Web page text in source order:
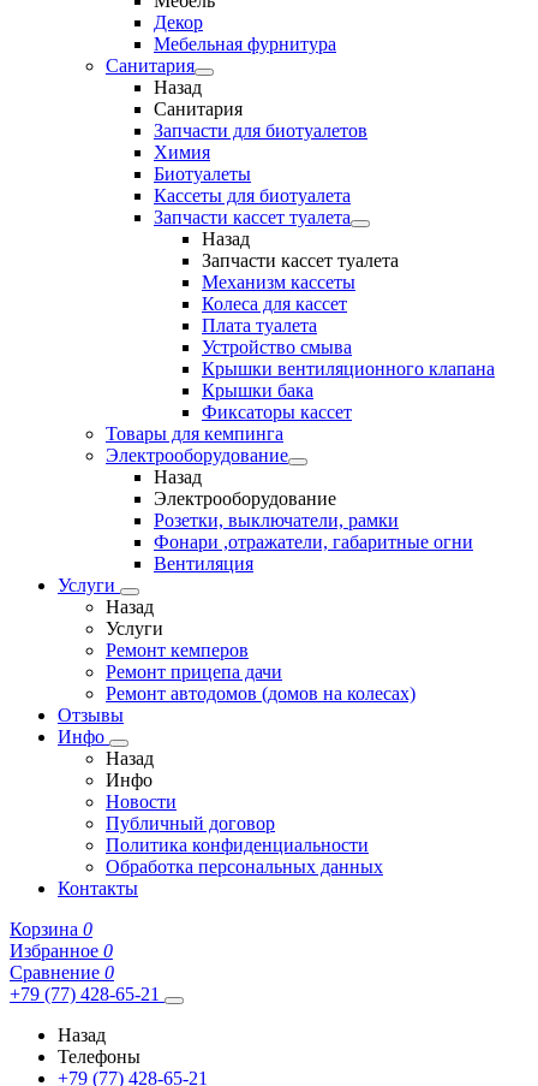
Декор
Мебельная фурнитура
Санитария
Назад
Санитария
Запчасти для биотуалетов
Химия
Биотуалеты
Кассеты для биотуалета
Запчасти кассет туалета
Назад
Запчасти кассет туалета
Механизм кассеты
Колеса для кассет
Плата туалета
Устройство смыва
Крышки вентиляционного клапана
Крышки бака
Фиксаторы кассет
Товары для кемпинга
Электрооборудование
Назад
Электрооборудование
Розетки, выключатели, рамки
Фонари ,отражатели, габаритные огни
Вентиляция
Услуги
Назад
Услуги
Ремонт кемперов
Ремонт прицепа дачи
Ремонт автодомов (домов на колесах)
Отзывы
Инфо
Назад
Инфо
Новости
Публичный договор
Политика конфиденциальности
Обработка персональных данных
Контакты
Корзина 0
Избранное 0
Сравнение 0
+79 (77) 428-65-21
Назад
Телефоны
+79 (77) 428-65-21